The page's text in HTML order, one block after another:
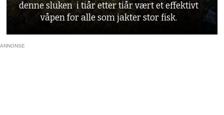
denne sluken i tiår etter tiår vært et effektivt
våpen for alle som jakter stor fisk.
ANNONSE